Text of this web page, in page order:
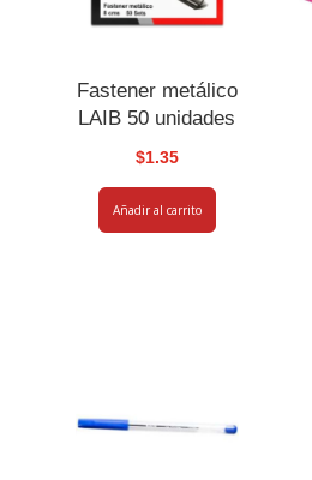
Fastener metálico
LAIB 50 unidades
$1.35
Añadir al carrito